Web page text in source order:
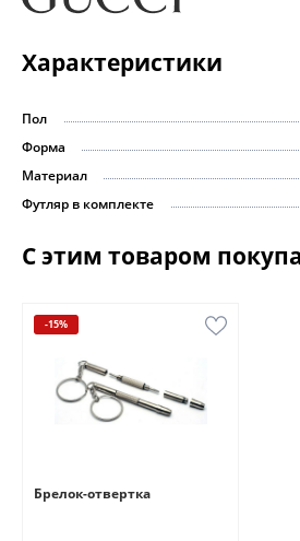
Характеристики
Пол
Форма
Материал
Футляр в комплекте
С этим товаром
-15%
Брелок-отвертка